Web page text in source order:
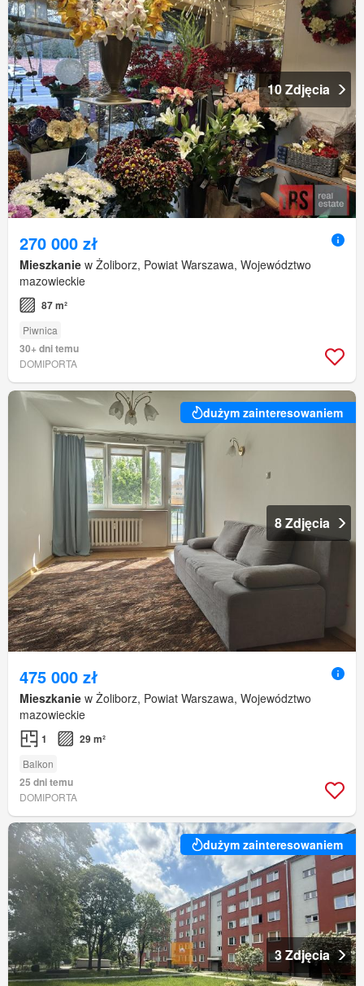
10 Zdjęcia
270 000 zł
Mieszkanie w Żoliborz, Powiat Warszawa, Województwo
mazowieckie
87 m²
Piwnica
30+ dni temu
DOMIPORTA
dużym zainteresowaniem
8 Zdjęcia
475 000 zł
Mieszkanie w Żoliborz, Powiat Warszawa, Województwo
mazowieckie
1 29 m²
Balkon
25 dni temu
DOMIPORTA
dużym zainteresowaniem
3 Zdjęcia